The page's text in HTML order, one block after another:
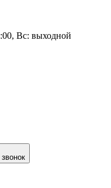
Вс: выходной